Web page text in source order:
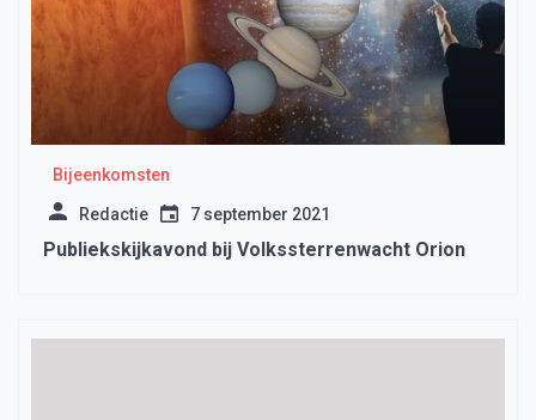
Bijeenkomsten
Redactie 7 september 2021
Publiekskijkavond bij Volkssterrenwacht Orion